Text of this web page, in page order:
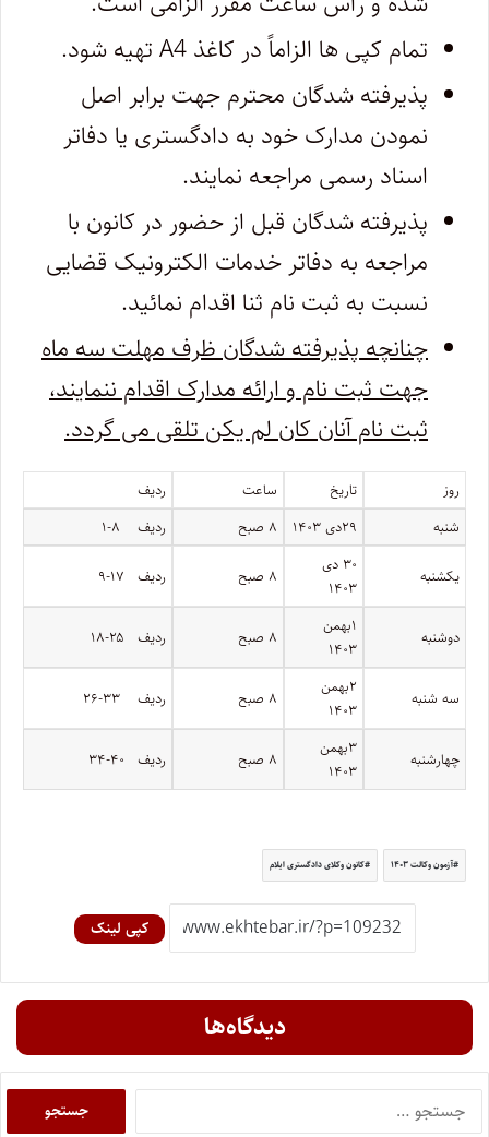
تمام کپی ها الزاماً در کاغذ A4 تهیه شود.
پذیرفته ­شدگان محترم جهت برابر اصل
نمودن مدارک خود به دادگستری یا دفاتر
اسناد رسمی مراجعه نمایند.
پذیرفته شدگان قبل از حضور در کانون با
مراجعه به دفاتر خدمات الکترونیک قضایی
نسبت به ثبت نام ثنا اقدام نمائید.
چنانچه پذیرفته شدگان ظرف مهلت سه ماه
جهت ثبت نام و ارائه مدارک اقدام ننمایند،
ثبت نام آنان کان لم یکن تلقی می گردد.
روز تاریخ ساعت
ردیف
شنبه
۲۹دی ۱۴۰۳ ۸ صبح ردیف ۸-۱
یکشنبه
۳۰ دی
۱۴۰۳
۸ صبح ردیف ۱۷-۹
دوشنبه
۱بهمن
۱۴۰۳
۸ صبح ردیف ۲۵-۱۸
سه شنبه
۲بهمن
۱۴۰۳
۸ صبح ردیف ۳۳-۲۶
چهارشنبه
۳بهمن
۱۴۰۳
۸ صبح ردیف ۴۰-۳۴
آزمون وکالت ۱۴۰۳ کانون وکلای دادگستری ایلام
کپی لینک
دیدگاه‌ها